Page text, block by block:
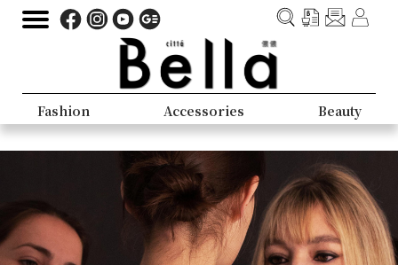
Fashion Accessories Beauty